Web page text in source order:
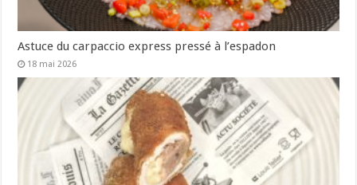
Astuce du carpaccio express pressé à l’espadon
18 mai 2026